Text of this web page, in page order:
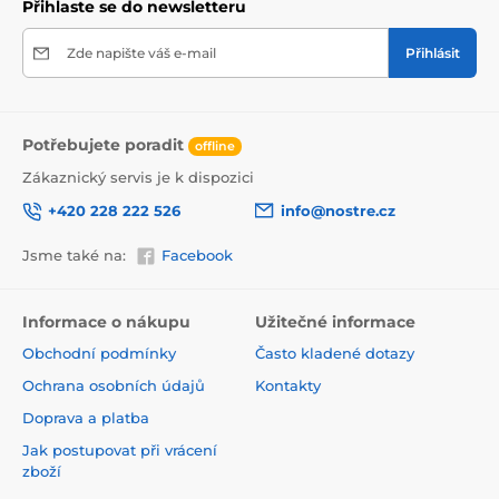
prostor. Barvy splňují přísné normy a pyšní se certifikací
zdravotní nezávadnost.
Přihlaste se do newsletteru
Zde napište váš e-mail Přihlásit
Potřebujete poradit offline
Zákaznický servis je k dispozici
+420 228 222 526
info@nostre.cz
Jsme také na: Facebook
Informace o nákupu
Obchodní podmínky
Ochrana osobních údajů
Doprava a platba
Jak postupovat při vrácení
zboží
Užitečné informace
Často kladené dotazy
Kontakty